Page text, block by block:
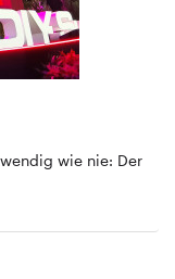
wie nie: Der